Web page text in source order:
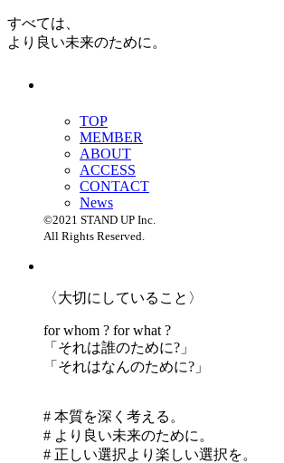
すべては、
より良い未来のために。
TOP
MEMBER
ABOUT
ACCESS
CONTACT
News
©2021 STAND UP Inc.
All Rights Reserved.
〈大切にしていること〉
for whom ? for what ?
「 それは誰のために?」
「 それはなんのために?」
# 本質を深く考える。
# より良い未来のために。
# 正しい選択より楽しい選択を。